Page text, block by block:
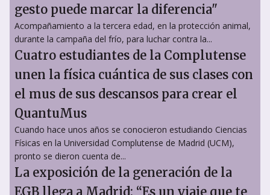
gesto puede marcar la diferencia"
Acompañamiento a la tercera edad, en la protección animal,
durante la campaña del frío, para luchar contra la...
Cuatro estudiantes de la Complutense
unen la física cuántica de sus clases con
el mus de sus descansos para crear el
QuantuMus
Cuando hace unos años se conocieron estudiando Ciencias
Físicas en la Universidad Complutense de Madrid (UCM),
pronto se dieron cuenta de...
La exposición de la generación de la
EGB llega a Madrid: “Es un viaje que te